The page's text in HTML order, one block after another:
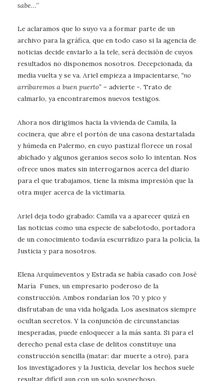
sabe…”
Le aclaramos que lo suyo va a formar parte de un
archivo para la gráfica, que en todo caso si la agencia de
noticias decide enviarlo a la tele, será decisión de cuyos
resultados no disponemos nosotros. Decepcionada, da
media vuelta y se va. Ariel empieza a impacientarse, “no
arribaremos a buen puerto” – advierte -. Trato de
calmarlo, ya encontraremos nuevos testigos.
Ahora nos dirigimos hacia la vivienda de Camila, la
cocinera, que abre el portón de una casona destartalada
y húmeda en Palermo, en cuyo pastizal florece un rosal
abichado y algunos geranios secos solo lo intentan. Nos
ofrece unos mates sin interrogarnos acerca del diario
para el que trabajamos, tiene la misma impresión que la
otra mujer acerca de la victimaria.
Ariel deja todo grabado: Camila va a aparecer quizá en
las noticias como una especie de sabelotodo, portadora
de un conocimiento todavía escurridizo para la policía, la
Justicia y para nosotros.
Elena Arquímeventos y Estrada se había casado con José
María Funes, un empresario poderoso de la
construcción. Ambos rondarían los 70 y pico y
disfrutaban de una vida holgada. Los asesinatos siempre
ocultan secretos. Y la conjunción de circunstancias
inesperadas, puede enloquecer a la más santa. Si para el
derecho penal esta clase de delitos constituye una
construcción sencilla (matar: dar muerte a otro), para
los investigadores y la Justicia, develar los hechos suele
resultar difícil aun con un solo sospechoso.